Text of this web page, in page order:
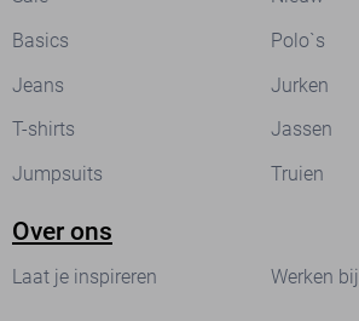
Basics
Polo`s
Jeans
Jurken
T-shirts
Jassen
Jumpsuits
Truien
Over ons
Laat je inspireren Werken bij